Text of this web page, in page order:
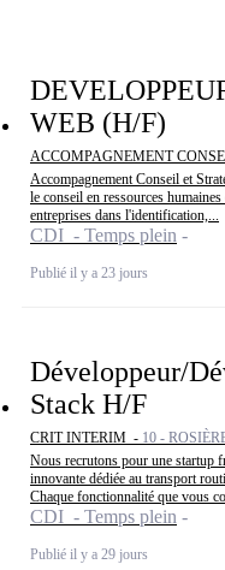
WEB (H/F)
ACCOMPAGNEMENT
Accompagnement Conseil et
le conseil en ressources
entreprises dans l'identification,...
CDI - Temps plein
Publié il y a 23 jours
Développeur/
Stack H/F
CRIT INTERIM - 10 -
Nous recrutons pour une startup
innovante dédiée au transport
Chaque fonctionnalité que vous
CDI - Temps plein
Publié il y a 29 jours